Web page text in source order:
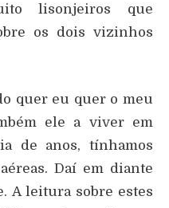
lisonjeiros que
os dois vizinhos
quer eu quer o meu
ele a viver em
de anos, tínhamos
Daí em diante
A leitura sobre estes